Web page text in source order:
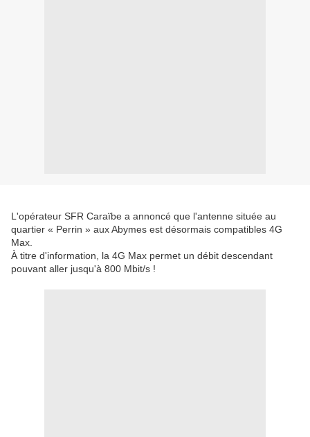
L'opérateur SFR Caraïbe a annoncé que l'antenne située au
quartier « Perrin » aux Abymes est désormais compatibles 4G
Max.
À titre d'information, la 4G Max permet un débit descendant
pouvant aller jusqu'à 800 Mbit/s !